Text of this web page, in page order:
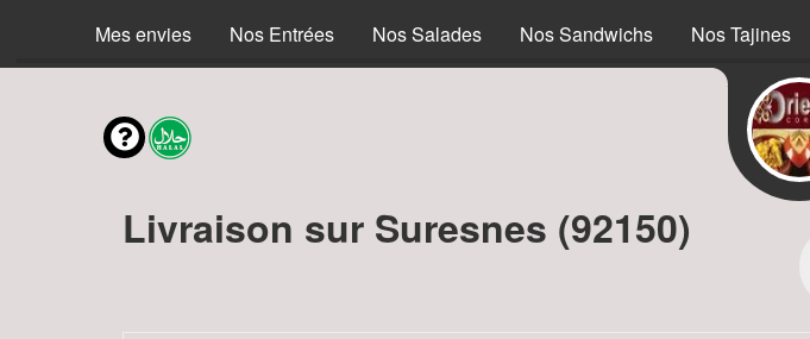
Mes envies Nos Entrées Nos Salades Nos Sandwichs Nos Tajines
Livraison sur Suresnes (92150)